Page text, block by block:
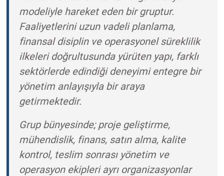
modeliyle hareket eden bir gruptur.
Faaliyetlerini uzun vadeli planlama,
finansal disiplin ve operasyonel süreklilik
ilkeleri doğrultusunda yürüten yapı, farklı
sektörlerde edindiği deneyimi entegre bir
yönetim anlayışıyla bir araya
getirmektedir.
Grup bünyesinde; proje geliştirme,
mühendislik, finans, satın alma, kalite
kontrol, teslim sonrası yönetim ve
operasyon ekipleri ayrı organizasyonlar